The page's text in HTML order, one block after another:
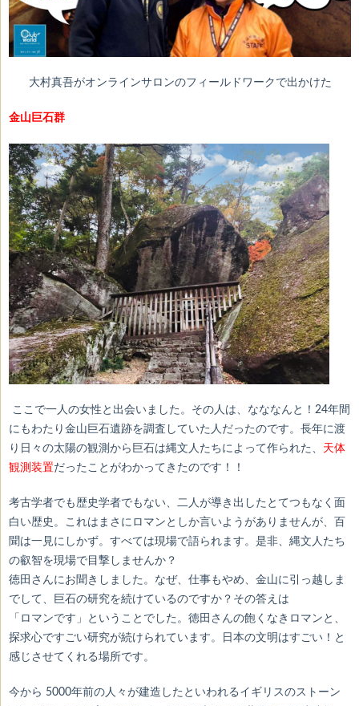
大村真吾がオンラインサロンのフィールドワークで出かけた
金山巨石群
ここで一人の女性と出会いました。その人は、なななんと！24年間
にもわたり金山巨石遺跡を調査していた人だったのです。長年に渡
り日々の太陽の観測から巨石は縄文人たちによって作られた、 天体
観測装置だったことがわかってきたのです！！
考古学者でも歴史学者でもない、二人が導き出したとてつもなく面
白い歴史。これはまさにロマンとしか言いようがありませんが、百
聞は一見にしかず。すべては現場で語られます。是非、縄文人たち
の叡智を現場で目撃しませんか？
徳田さんにお聞きしました。なぜ、仕事もやめ、金山に引っ越しま
でして、巨石の研究を続けているのですか？その答えは
「ロマンです」ということでした。徳田さんの飽くなきロマンと、
探求心ですごい研究が続けられています。日本の文明はすごい！と
感じさせてくれる場所です。
今から 5000年前の人々が建造したといわれるイギリスのストーン